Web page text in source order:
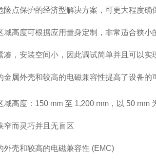
险点保护的经济型解决方案，可更大程度确
域高度可根据应用量身定制，非常适合狭小
凑，安装空间小，因此调试简单并且可以实
金属外壳和较高的电磁兼容性提高了设备的
域高度：150 mm 至 1,200 mm，以 50 mm
窄而灵巧并且无盲区
外壳和较高的电磁兼容性 (EMC)